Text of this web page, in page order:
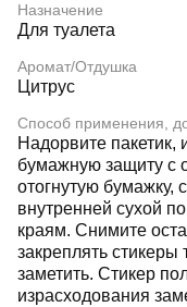
Назначение
Для туалета
Аромат/Отдушка
Цитрус
Способ применения,
Надорвите пакетик,
бумажную защиту с
отогнутую бумажку,
внутренней сухой
краям. Снимите
закреплять
заметить. Стикер
израсходования